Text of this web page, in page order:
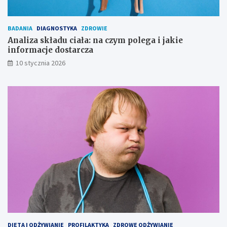
BADANIA DIAGNOSTYKA ZDROWIE
Analiza składu ciała: na czym polega i jakie
informacje dostarcza
10 stycznia 2026
DIETA I ODŻYWIANIE PROFILAKTYKA ZDROWE ODŻYWIANIE